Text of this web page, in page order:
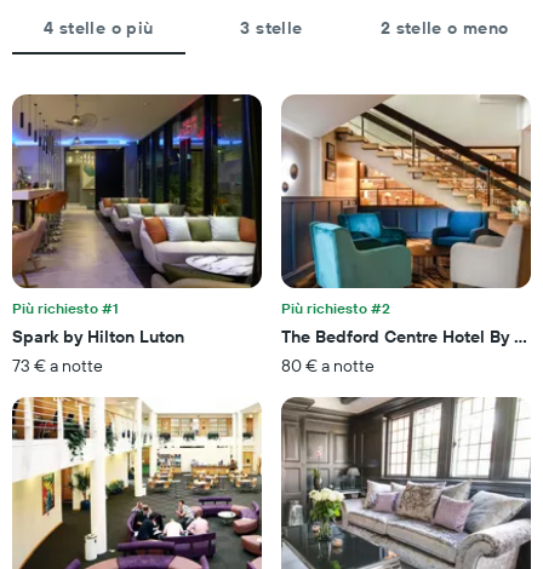
ha
Y
indicare
il
prezzo
medio
di
una
camera
per
questo
week-
end
negli
ultimi
giorni
soggiorno
Il
ha
1
asse
X
a
indicare
il
numero
di
giorni
prima
del
soggiorno
Il
grafico
ha
asse
Y
a
indicare
4 stelle o più 3 stelle 2 stelle o meno
Più richiesto #1
Spark by Hilton Luton
73 € a notte
Più richiesto #2
The Bedford Centre Hotel By
80 € a notte